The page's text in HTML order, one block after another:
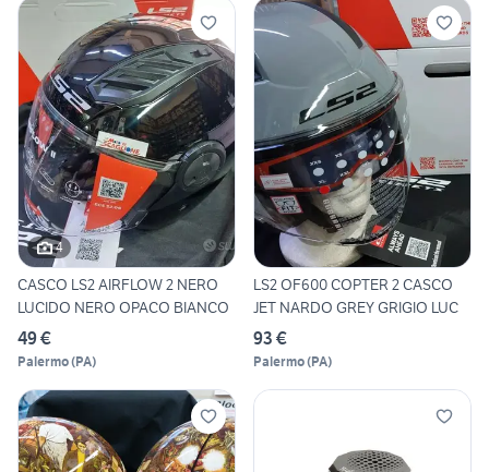
4
CASCO LS2 AIRFLOW 2 NERO
LUCIDO NERO OPACO BIANCO
49 €
Palermo(PA)
LS2 OF600 COPTER 2 CASCO
JET NARDO GREY GRIGIO LUC
93 €
Palermo(PA)